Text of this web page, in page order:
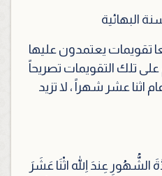
البهائية
تقويمات يعتمدون عليها
تلك التقويمات تصريحاً
اثنا عشر شهراً ، لا تزيد
الشُّهُورِ عِندَ اللّهِ اثْنَا عَشَرَ